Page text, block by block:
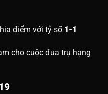
điểm với tỷ số 1-1
cho cuộc đua trụ hạng